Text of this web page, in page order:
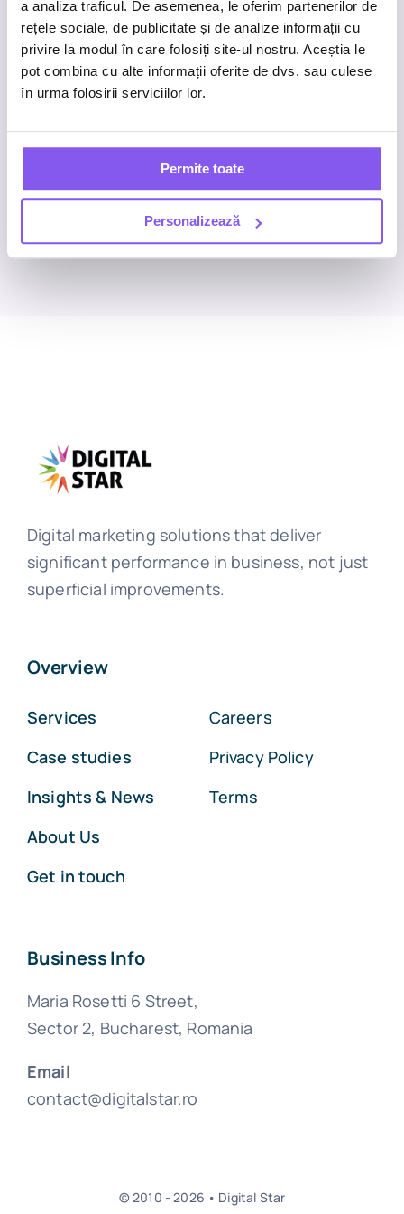
a analiza traficul. De asemenea, le oferim partenerilor de
rețele sociale, de publicitate și de analize informații cu
privire la modul în care folosiți site-ul nostru. Aceștia le
pot combina cu alte informații oferite de dvs. sau culese
în urma folosirii serviciilor lor.
Permite toate
Personalizează
Business inquiries
Work with us.
We’re here to help you achieve it.
Start a conversation
Digital marketing solutions that deliver
significant performance in business, not just
superficial improvements.
Overview
Services
Case studies
Insights & News
About Us
Get in touch
Careers
Privacy Policy
Terms
Business Info
Maria Rosetti 6 Street,
Sector 2, Bucharest, Romania
Email
contact@digitalstar.ro
© 2010 - 2026 • Digital Star